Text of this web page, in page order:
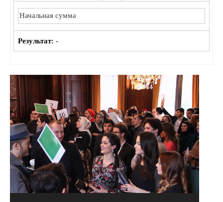
Результат: -